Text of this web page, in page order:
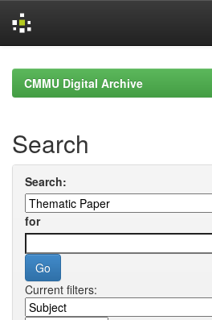
navigationCMMU Digital Archive
Search
Search:
for
Current filters: